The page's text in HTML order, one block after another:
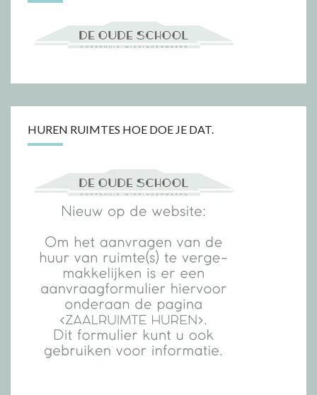
HUREN RUIMTES HOE DOE JE DAT.